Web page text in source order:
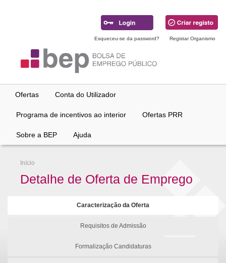
Esqueceu-se da password? Registar Organismo
Ofertas Conta do Utilizador
Programa de incentivos ao interior Ofertas PRR
Sobre a BEP Ajuda
Início
Detalhe de Oferta de Emprego
Caracterização da Oferta
Requisitos de Admissão
Formalização Candidaturas